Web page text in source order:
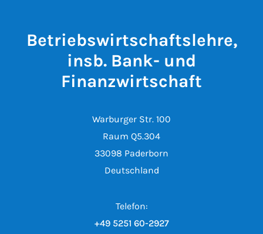
Betriebswirtschaftslehre,
insb. Bank- und
Finanzwirtschaft
Warburger Str. 100
Raum Q5.304
33098 Paderborn
Deutschland
Telefon:
+49 5251 60-2927